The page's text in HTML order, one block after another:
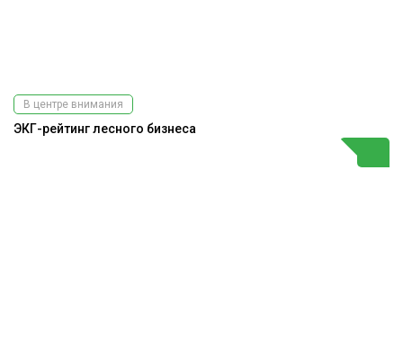
В центре внимания
ЭКГ-рейтинг лесного бизнеса